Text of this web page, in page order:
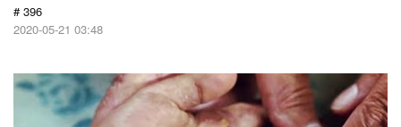
# 396
2020-05-21 03:48